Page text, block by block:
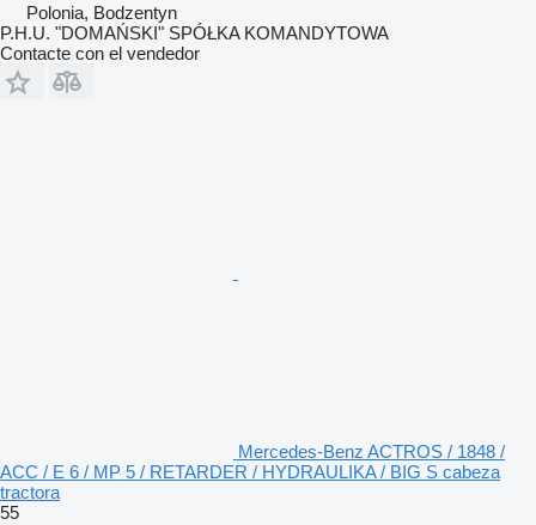
Polonia, Bodzentyn
P.H.U. "DOMAŃSKI" SPÓŁKA KOMANDYTOWA
Contacte con el vendedor
Mercedes-Benz ACTROS / 1848 /
ACC / E 6 / MP 5 / RETARDER / HYDRAULIKA / BIG S cabeza
tractora
55